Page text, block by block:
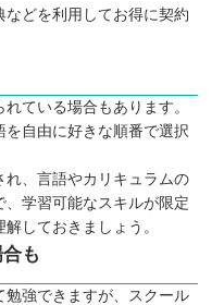
どを利用してお得に契約
ている場合もあります。
自由に好きな順番で選択
、言語やカリキュラムの
学習可能なスキルが限定
しておきましょう。
も
強できますが、スクール